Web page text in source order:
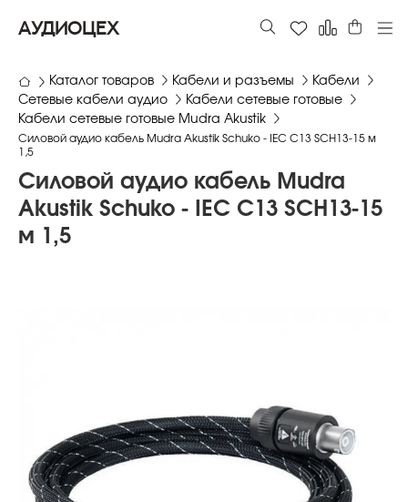
АУДИОЦЕХ
Каталог товаров Кабели и разъемы
Кабели
Сетевые кабели аудио
Кабели сетевые готовые
Кабели сетевые готовые Mudra Akustik
Силовой аудио кабель Mudra Akustik Schuko - IEC C13 SCH13-15 м
1,5
Силовой аудио кабель Mudra
Akustik Schuko - IEC C13 SCH13-15
м 1,5